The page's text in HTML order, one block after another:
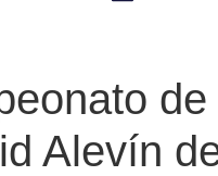
de
Alevín